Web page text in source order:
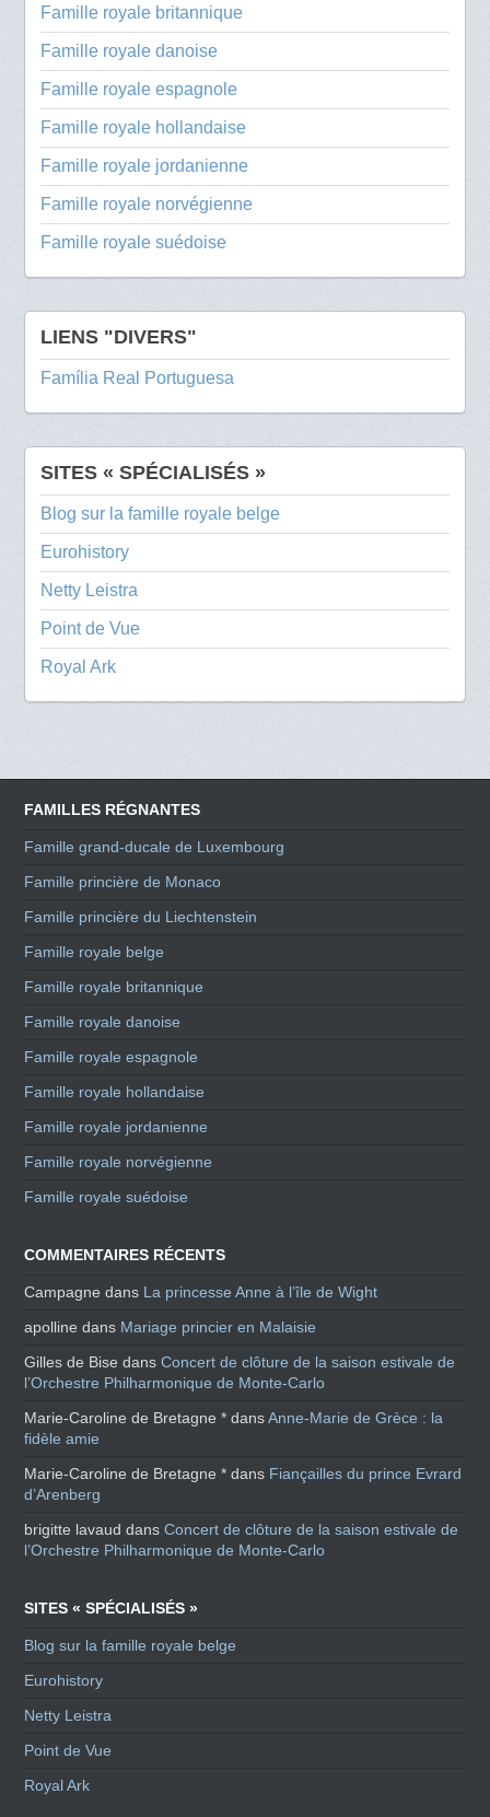
Famille royale britannique
Famille royale danoise
Famille royale espagnole
Famille royale hollandaise
Famille royale jordanienne
Famille royale norvégienne
Famille royale suédoise
LIENS "DIVERS"
Família Real Portuguesa
SITES « SPÉCIALISÉS »
Blog sur la famille royale belge
Eurohistory
Netty Leistra
Point de Vue
Royal Ark
FAMILLES RÉGNANTES
Famille grand-ducale de Luxembourg
Famille princière de Monaco
Famille princière du Liechtenstein
Famille royale belge
Famille royale britannique
Famille royale danoise
Famille royale espagnole
Famille royale hollandaise
Famille royale jordanienne
Famille royale norvégienne
Famille royale suédoise
COMMENTAIRES RÉCENTS
Campagne dans La princesse Anne à l’île de Wight
apolline dans Mariage princier en Malaisie
Gilles de Bise dansConcert de clôture de la saison estivale de
l’Orchestre Philharmonique de Monte-Carlo
Marie-Caroline de Bretagne * dansAnne-Marie de Grèce : la
fidèle amie
Marie-Caroline de Bretagne * dans Fiançailles du prince Evrard
d’Arenberg
brigitte lavaud dansConcert de clôture de la saison estivale de
l’Orchestre Philharmonique de Monte-Carlo
SITES « SPÉCIALISÉS »
Blog sur la famille royale belge
Eurohistory
Netty Leistra
Point de Vue
Royal Ark